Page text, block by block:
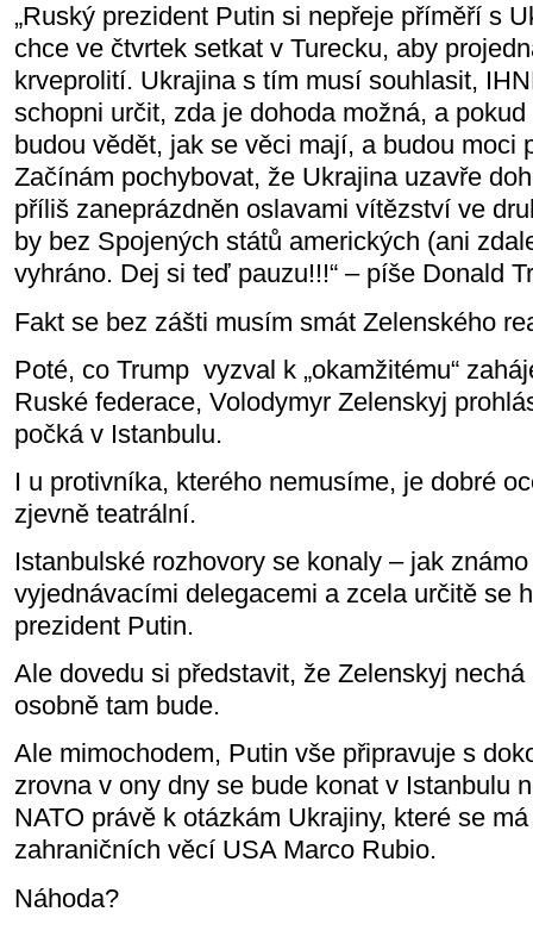
„Ruský prezident Putin si nepřeje příměří s
chce ve čtvrtek setkat v Turecku, aby
krveprolití. Ukrajina s tím musí souhlasit,
schopni určit, zda je dohoda možná, a
budou vědět, jak se věci mají, a budou moci
Začínám pochybovat, že Ukrajina uzavře
příliš zaneprázdněn oslavami vítězství ve
by bez Spojených států amerických (ani
vyhráno. Dej si teď pauzu!!!“ – píše Donald
Fakt se bez zášti musím smát Zelenského
Poté, co Trump vyzval k „okamžitému“
Ruské federace, Volodymyr Zelenskyj
počká v Istanbulu.
I u protivníka, kterého nemusíme, je dobré
zjevně teatrální.
Istanbulské rozhovory se konaly – jak
vyjednávacími delegacemi a zcela určitě se
prezident Putin.
Ale dovedu si představit, že Zelenskyj
osobně tam bude.
Ale mimochodem, Putin vše připravuje s
zrovna v ony dny se bude konat v Istanbulu
NATO právě k otázkám Ukrajiny, které se
zahraničních věcí USA Marco Rubio.
Náhoda?